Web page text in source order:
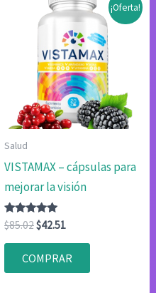
¡Oferta!
Salud
VISTAMAX – cápsulas para
mejorar la visión
Valorado
con
4.83
$85.02El
original
era:
$42.51El
actual
es:
COMPRAR